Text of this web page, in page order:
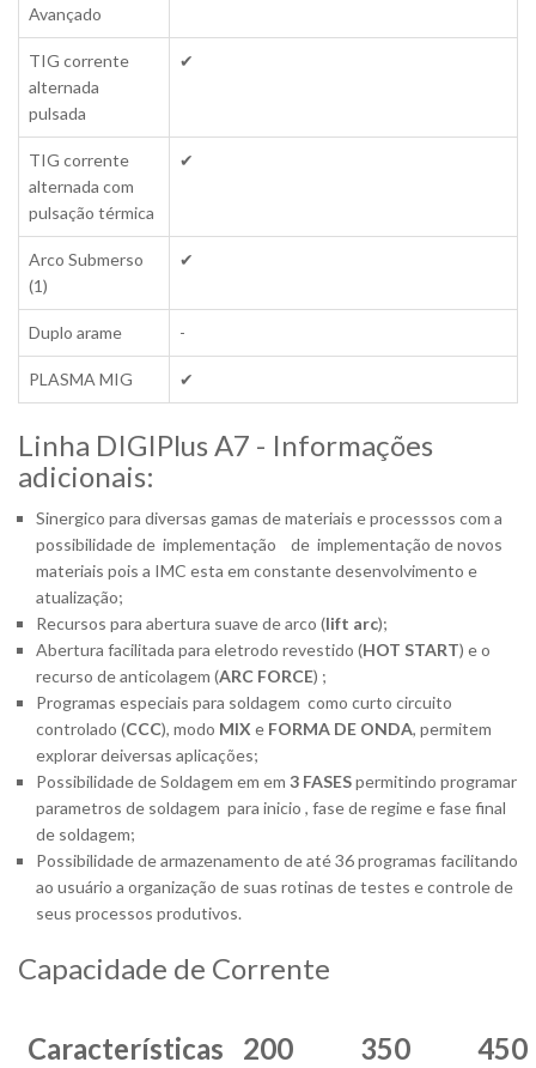
Avançado
TIG corrente
alternada
pulsada
✔
TIG corrente
alternada com
pulsação térmica
✔
Arco Submerso
(1)
✔
Duplo arame -
PLASMA MIG ✔
Linha DIGIPlus A7 - Informações
adicionais:
Sinergico para diversas gamas de materiais e processsos com a
possibilidade de implementação de implementação de novos
materiais pois a IMC esta em constante desenvolvimento e
atualização;
Recursos para abertura suave de arco (lift arc);
Abertura facilitada para eletrodo revestido (HOT START) e o
recurso de anticolagem (ARC FORCE) ;
Programas especiais para soldagem como curto circuito
controlado (CCC), modo MIX e FORMA DE ONDA, permitem
explorar deiversas aplicações;
Possibilidade de Soldagem em em 3 FASESpermitindo programar
parametros de soldagem para inicio , fase de regime e fase final
de soldagem;
Possibilidade de armazenamento de até 36 programas facilitando
ao usuário a organização de suas rotinas de testes e controle de
seus processos produtivos.
Capacidade de Corrente
Características 200 350 450